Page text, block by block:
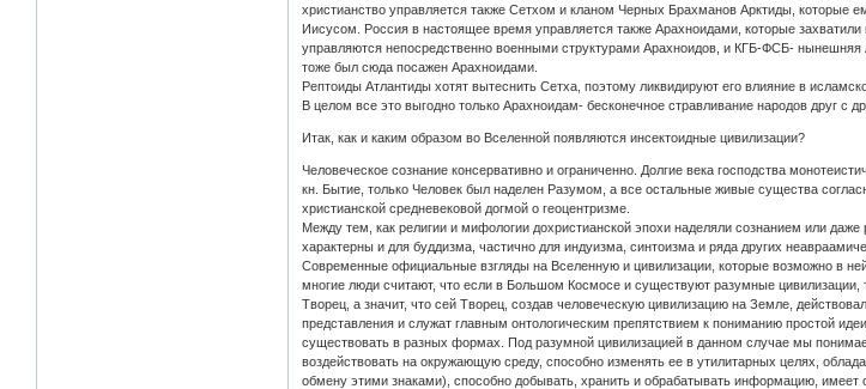
христианство управляется также Сетхом и кланом Черных Брахманов Арктиды, которые
Иисусом. Россия в настоящее время управляется также Арахноидами, которые
управляются непосредственно военными структурами Арахноидов, и КГБ-ФСБ-
тоже был сюда посажен Арахноидами.
Рептоиды Атлантиды хотят вытеснить Сетха, поэтому ликвидируют его влияние в
В целом все это выгодно только Арахноидам- бесконечное стравливание народов друг с
Итак, как и каким образом во Вселенной появляются инсектоидные цивилизации?
Человеческое сознание консервативно и ограниченно. Долгие века господства
кн. Бытие, только Человек был наделен Разумом, а все остальные живые существа
христианской средневековой догмой о геоцентризме.
Между тем, как религии и мифологии дохристианской эпохи наделяли сознанием или
характерны и для буддизма, частично для индуизма, синтоизма и ряда других
Современные официальные взгляды на Вселенную и цивилизации, которые возможно в
многие люди считают, что если в Большом Космосе и существуют разумные
Творец, а значит, что сей Творец, создав человеческую цивилизацию на Земле,
представления и служат главным онтологическим препятствием к пониманию простой
существовать в разных формах. Под разумной цивилизацией в данном случае мы
воздействовать на окружающую среду, способно изменять ее в утилитарных целях,
обмену этими знаками), способно добывать, хранить и обрабатывать информацию,